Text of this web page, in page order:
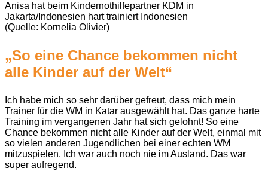
Anisa hat beim Kindernothilfepartner KDM in
Jakarta/Indonesien hart trainiert Indonesien
(Quelle: Kornelia Olivier)
„So eine Chance bekommen nicht
alle Kinder auf der Welt“
Ich habe mich so sehr darüber gefreut, dass mich mein
Trainer für die WM in Katar ausgewählt hat. Das ganze harte
Training im vergangenen Jahr hat sich gelohnt! So eine
Chance bekommen nicht alle Kinder auf der Welt, einmal mit
so vielen anderen Jugendlichen bei einer echten WM
mitzuspielen. Ich war auch noch nie im Ausland. Das war
super aufregend.